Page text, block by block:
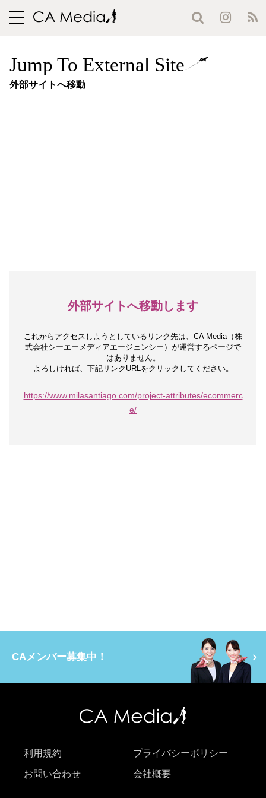
toggle
Jump To External Site
外部サイトへ移動
外部サイトへ移動します
これからアクセスしようとしているリンク先は、 CA Media（株
式会社シーエーメディアエージェンシー）が運営するページで
はありません。
よろしければ、下記リンクURLをクリックしてください。
https://www.milasantiago.com/project-attributes/ecommerc
e/
CAメンバー募集中！
利用規約 プライバシーポリシー
お問い合わせ 会社概要